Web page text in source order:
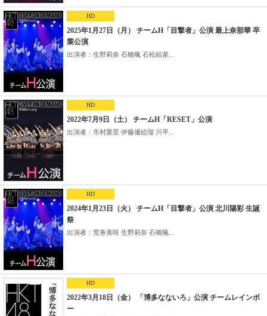
HD
2025年1月27日（月） チームH「目撃者」公演 最上奈那華 卒
業公演
出演者：生野莉奈 石橋颯 石松結菜...
HD
2022年7月9日（土） チームH「RESET」公演
出演者：市村愛里 伊藤優絵瑠 川平...
HD
2024年1月23日（火） チームH「目撃者」公演 北川陽彩 生誕
祭
出演者：荒巻美咲 生野莉奈 石橋颯...
HD
2022年3月18日（金） 「博多なないろ」公演 チームレインボ
ー